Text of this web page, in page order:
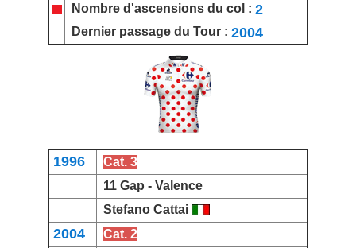
Nombre d'ascensions du col : 2
Dernier passage du Tour : 2004
1996
Cat. 3
11 Gap - Valence
Stefano Cattai
2004
Cat. 2